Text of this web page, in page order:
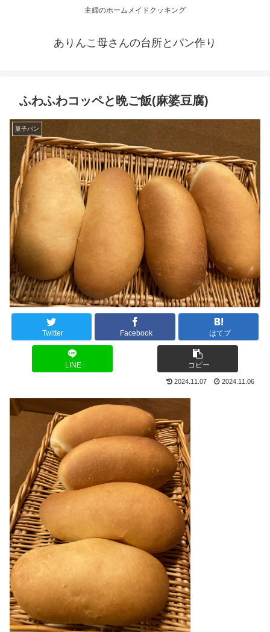
主婦のホームメイドクッキング
ありんこ母さんの台所とパン作り
ふわふわコッペと晩ご飯(麻婆豆腐)
菓子パン
Twitter Facebook はてブ
LINE コピー
2024.11.07 2024.11.06